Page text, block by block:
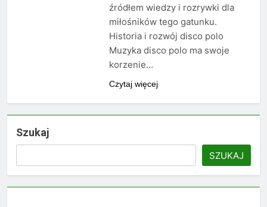
źródłem wiedzy i rozrywki dla
miłośników tego gatunku.
Historia i rozwój disco polo
Muzyka disco polo ma swoje
korzenie…
Czytaj więcej
Szukaj
SZUKAJ